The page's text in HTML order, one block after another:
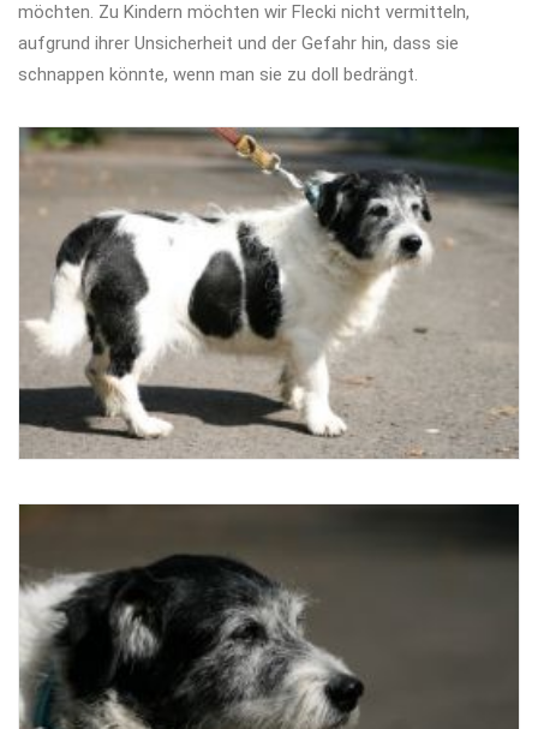
möchten. Zu Kindern möchten wir Flecki nicht vermitteln,
aufgrund ihrer Unsicherheit und der Gefahr hin, dass sie
schnappen könnte, wenn man sie zu doll bedrängt.